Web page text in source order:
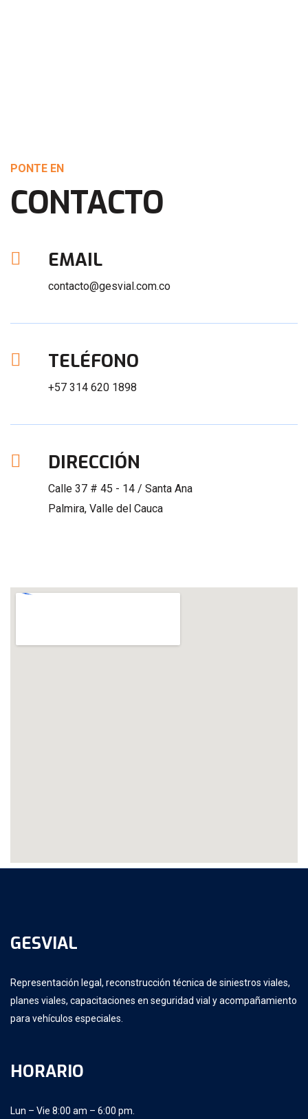
PONTE EN
CONTACTO
EMAIL
contacto@gesvial.com.co
TELÉFONO
+57 314 620 1898
DIRECCIÓN
Calle 37 # 45 - 14 / Santa Ana
Palmira, Valle del Cauca
GESVIAL
Representación legal, reconstrucción técnica de siniestros viales,
planes viales, capacitaciones en seguridad vial y acompañamiento
para vehículos especiales.
HORARIO
Lun – Vie 8:00 am – 6:00 pm.